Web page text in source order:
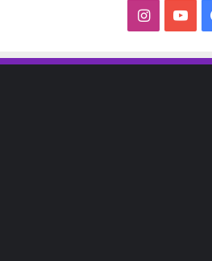
فيسبوك‫YouTubeانستقرام